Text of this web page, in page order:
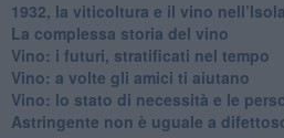
​1932, la viticoltura e il vino
​La complessa storia del vino
​Vino: i futuri, stratificati nel tempo
Vino: a volte gli amici ti aiutano
Vino: lo stato di necessità e le
​Astringente non è uguale a